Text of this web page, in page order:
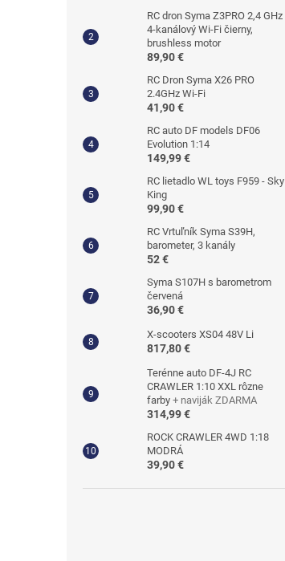
RC dron Syma Z3PRO 2,4 GHz
4-kanálový Wi-Fi čierny,
brushless motor
89,90 €
RC Dron Syma X26 PRO
2.4GHz Wi-Fi
41,90 €
RC auto DF models DF06
Evolution 1:14
149,99 €
RC lietadlo WL toys F959 - Sky
King
99,90 €
RC Vrtuľník Syma S39H,
barometer, 3 kanály
52 €
Syma S107H s barometrom
červená
36,90 €
X-scooters XS04 48V Li
817,80 €
Terénne auto DF-4J RC
CRAWLER 1:10 XXL rôzne
farby + naviják ZDARMA
314,99 €
ROCK CRAWLER 4WD 1:18
MODRÁ
39,90 €